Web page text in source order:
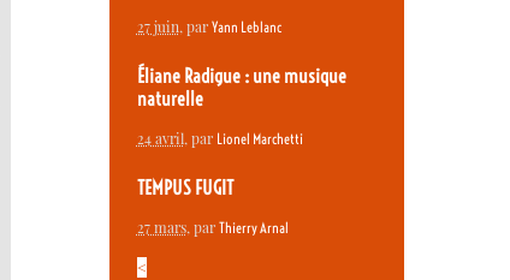
27 juin, par Yann Leblanc
Éliane Radigue : une musique
naturelle
24 avril, par Lionel Marchetti
TEMPUS FUGIT
27 mars, par Thierry Arnal
<